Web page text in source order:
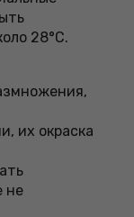
28°С.
их окраска
не